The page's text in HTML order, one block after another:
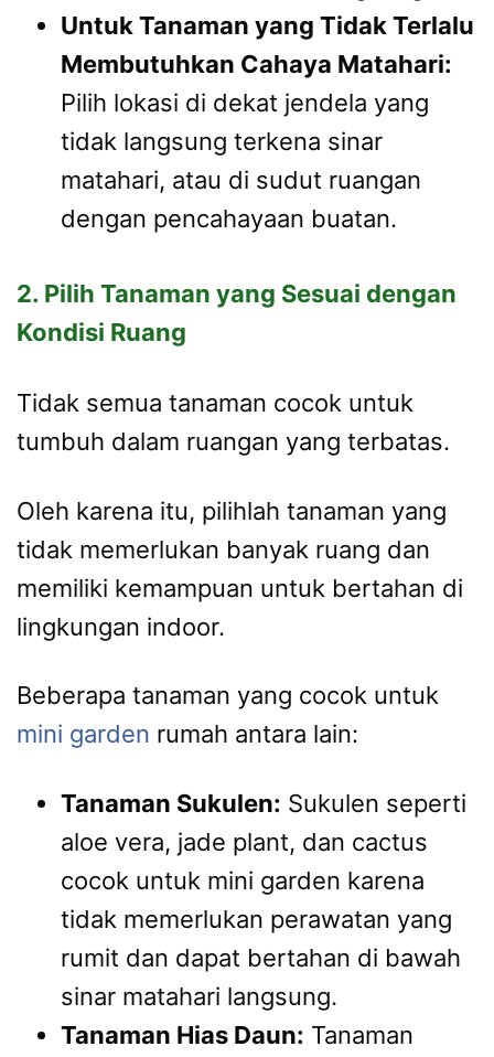
Untuk Tanaman yang Tidak Terlalu
Membutuhkan Cahaya Matahari:
Pilih lokasi di dekat jendela yang
tidak langsung terkena sinar
matahari, atau di sudut ruangan
dengan pencahayaan buatan.
2. Pilih Tanaman yang Sesuai dengan
Kondisi Ruang
Tidak semua tanaman cocok untuk
tumbuh dalam ruangan yang terbatas.
Oleh karena itu, pilihlah tanaman yang
tidak memerlukan banyak ruang dan
memiliki kemampuan untuk bertahan di
lingkungan indoor.
Beberapa tanaman yang cocok untuk
mini garden rumah antara lain:
Tanaman Sukulen: Sukulen seperti
aloe vera, jade plant, dan cactus
cocok untuk mini garden karena
tidak memerlukan perawatan yang
rumit dan dapat bertahan di bawah
sinar matahari langsung.
Tanaman Hias Daun: Tanaman